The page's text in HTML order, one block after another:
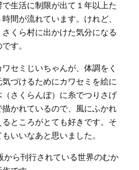
生活に制限が出て１年以上た
間が流れています。けれど、
くら村に出かけた気分になる
す。
セミじいちゃんが、体調をく
づけるためにカワセミを絵に
さくらんぼ）に糸でつりさげ
かれているので、風にふかれ
ところがとても好きです。そ
いいなあと思いました。
ら刊行されている世界のむか